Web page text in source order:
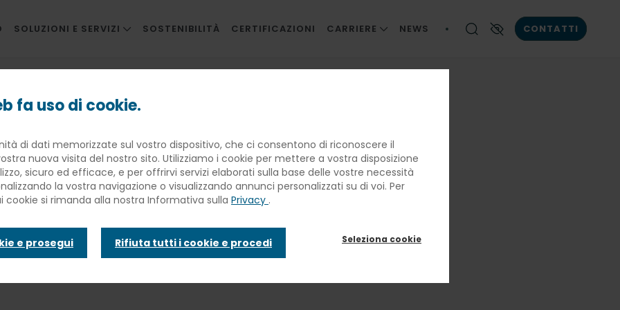
SOLUZIONI E SERVIZI
RISTORAZIONE AZIENDALE
RISTORAZIONE INNOVATIVA
SANITÀ
BANQUETING
TRAVEL CATERING
INFANZIA E WELFARE
SOSTENIBILITÀ CERTIFICAZIONI CARRIERE
LE NOSTRE PERSONE
NEWS CONTATTI
per una
green e
fa uso di cookie.
di dati memorizzate sul vostro dispositivo, che ci consentono di riconoscere il
nuova visita del nostro sito. Utilizziamo i cookie per mettere a vostra disposizione
sicuro ed efficace, e per offrirvi servizi elaborati sulla base delle vostre necessità
la vostra navigazione o visualizzando annunci personalizzati su di voi. Per
cookie si rimanda alla nostra Informativa sulla Privacy .
e prosegui Rifiuta tutti i cookie e procedi Seleziona cookie